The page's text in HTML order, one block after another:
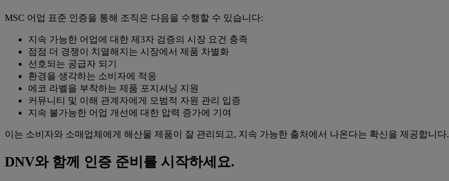
MSC 어업 표준 인증을 통해 조직은 다음을 수행할 수 있습니다:
지속 가능한 어업에 대한 제3자 검증의 시장 요건 충족
점점 더 경쟁이 치열해지는 시장에서 제품 차별화
선호되는 공급자 되기
환경을 생각하는 소비자에 적응
에코 라벨을 부착하는 제품 포지셔닝 지원
커뮤니티 및 이해 관계자에게 모범적 자원 관리 입증
지속 불가능한 어업 개선에 대한 압력 증가에 기여
이는 소비자와 소매업체에게 해산물 제품이 잘 관리되고, 지속 가능한 출처에서 나온다는 확신을 제공합니다.
DNV와 함께 인증 준비를 시작하세요.